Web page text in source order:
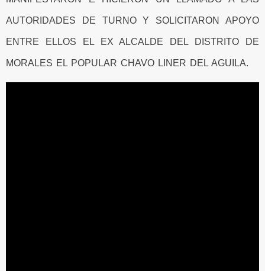
AUTORIDADES DE TURNO Y SOLICITARON APOYO
ENTRE ELLOS EL EX ALCALDE DEL DISTRITO DE
MORALES EL POPULAR CHAVO LINER DEL AGUILA.